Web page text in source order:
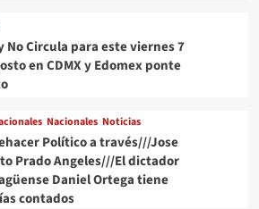
No Circula para este viernes 7
en CDMX y Edomex ponte
Nacionales Noticias
Político a través///Jose
Prado Angeles///El dictador
Daniel Ortega tiene
contados